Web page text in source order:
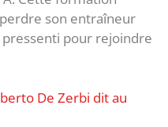
son entraîneur
pressenti pour rejoindre
De Zerbi dit au